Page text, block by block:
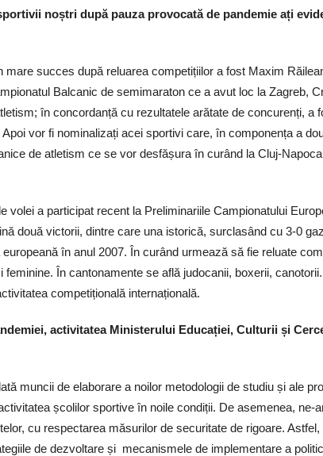
noștri după pauza provocată de pandemie ați
succes după reluarea competițiilor a fost Maxim
Balcanic de semimaraton ce a avut loc la Zagreb,
în concordanță cu rezultatele arătate de concurenți, a
vor fi nominalizați acei sportivi care, în componența a
de atletism ce se vor desfășura în curând la Cluj-
volei a participat recent la Preliminariile Campionatului
două victorii, dintre care una istorică, surclasând cu 3-0
în anul 2007. În curând urmează să fie reluate
feminine. În cantonamente se află judocanii, boxerii,
competițională internațională.
activitatea Ministerului Educației, Culturii și
muncii de elaborare a noilor metodologii de studiu și ale
școlilor sportive în noile condiții. De asemenea, ne-
cu respectarea măsurilor de securitate de rigoare.
de dezvoltare și mecanismele de implementare a